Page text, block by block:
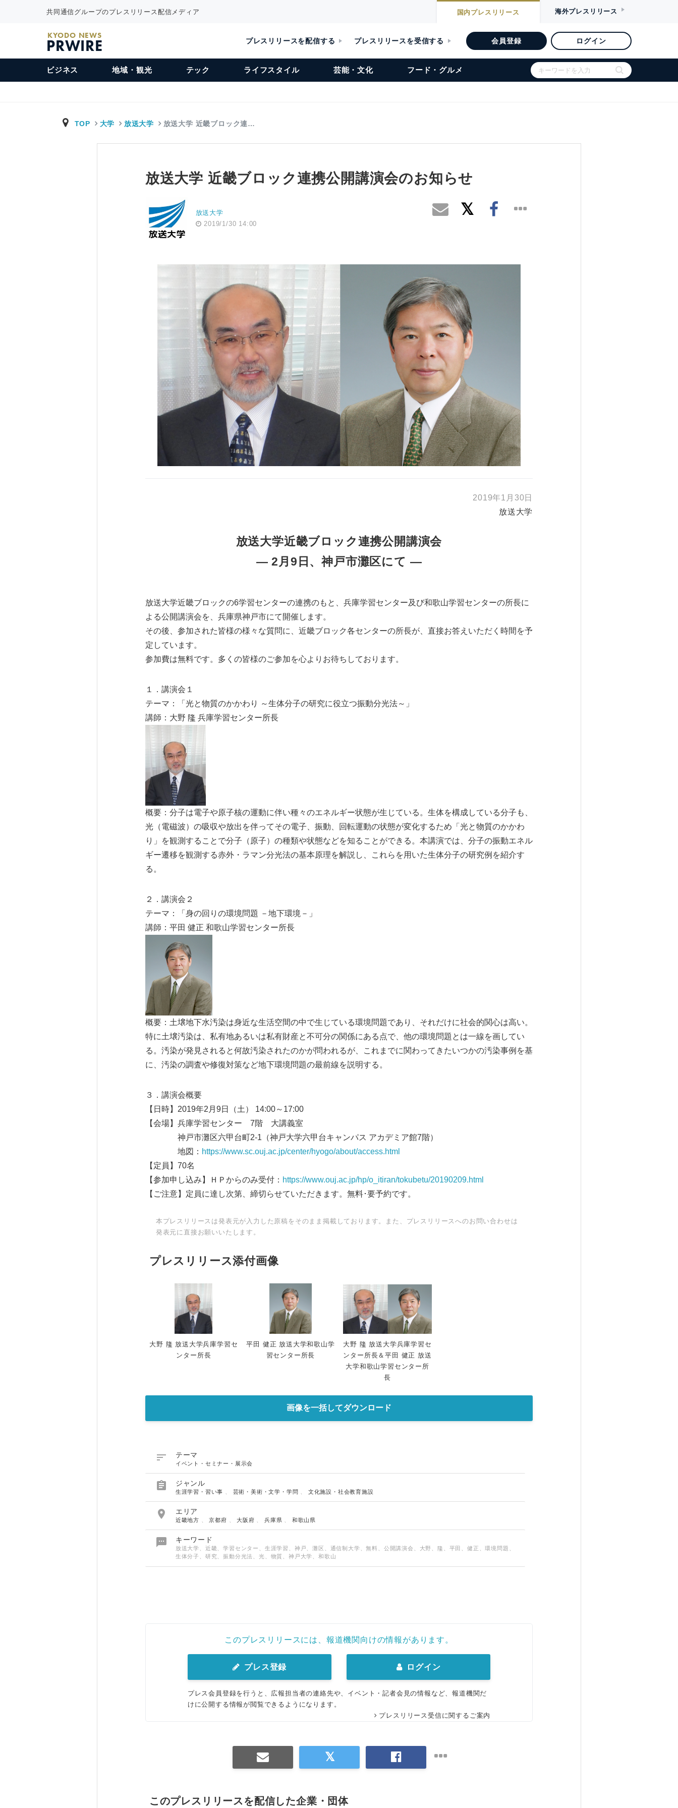
共同通信グループのプレスリリース配信メディア 国内プレスリリース 海外プレスリリース
KYODO NEWS
PRWIRE プレスリリースを配信する プレスリリースを受信する 会員登録 ログイン
ビジネス 地域・観光 テック ライフスタイル 芸能・文化 フード・グルメ
TOP 大学 放送大学 放送大学 近畿ブロック連…
放送大学 近畿ブロック連携公開講演会のお知らせ
放送大学
2019/1/30 14:00
2019年1月30日
放送大学
放送大学近畿ブロック連携公開講演会
― 2月9日、神戸市灘区にて ―
放送大学近畿ブロックの6学習センターの連携のもと、兵庫学習センター及び和歌山学習センターの所長に
よる公開講演会を、兵庫県神戸市にて開催します。
その後、参加された皆様の様々な質問に、近畿ブロック各センターの所長が、直接お答えいただく時間を予
定しています。
参加費は無料です。多くの皆様のご参加を心よりお待ちしております。
１．講演会１
テーマ：「光と物質のかかわり ～生体分子の研究に役立つ振動分光法～」
講師：大野 隆 兵庫学習センター所長
概要：分子は電子や原子核の運動に伴い種々のエネルギー状態が生じている。生体を構成している分子も、
光（電磁波）の吸収や放出を伴ってその電子、振動、回転運動の状態が変化するため「光と物質のかかわ
り」を観測することで分子（原子）の種類や状態などを知ることができる。本講演では、分子の振動エネル
ギー遷移を観測する赤外・ラマン分光法の基本原理を解説し、これらを用いた生体分子の研究例を紹介す
る。
２．講演会２
テーマ：「身の回りの環境問題 －地下環境－」
講師：平田 健正 和歌山学習センター所長
概要：土壌地下水汚染は身近な生活空間の中で生じている環境問題であり、それだけに社会的関心は高い。
特に土壌汚染は、私有地あるいは私有財産と不可分の関係にある点で、他の環境問題とは一線を画してい
る。汚染が発見されると何故汚染されたのかが問われるが、これまでに関わってきたいつかの汚染事例を基
に、汚染の調査や修復対策など地下環境問題の最前線を説明する。
３．講演会概要
【日時】2019年2月9日（土） 14:00～17:00
【会場】兵庫学習センター 7階 大講義室
神戸市灘区六甲台町2-1（神戸大学六甲台キャンパス アカデミア館7階）
地図： https://www.sc.ouj.ac.jp/center/hyogo/about/access.html
【定員】70名
【参加申し込み】ＨＰからのみ受付： https://www.ouj.ac.jp/hp/o_itiran/tokubetu/20190209.html
【ご注意】定員に達し次第、締切らせていただきます。無料･要予約です。
本プレスリリースは発表元が入力した原稿をそのまま掲載しております。また、プレスリリースへのお問い合わせは
発表元に直接お願いいたします。
プレスリリース添付画像
大野 隆 放送大学兵庫学習セ
ンター所長
平田 健正 放送大学和歌山学
習センター所長
大野 隆 放送大学兵庫学習セ
ンター所長＆平田 健正 放送
大学和歌山学習センター所
長
画像を一括してダウンロード
 テーマ
イベント・セミナー・展示会
 ジャンル
生涯学習・習い事 芸術・美術・文学・学問 文化施設・社会教育施設
 エリア
近畿地方 、京都府 、大阪府 、兵庫県 和歌山県
 キーワード
放送大学、近畿、学習センター、生涯学習、神戸、灘区、通信制大学、無料、公開講演会、大野、隆、平田、健正、環境問題、
生体分子、研究、振動分光法、光、物質、神戸大学、和歌山
このプレスリリースには、報道機関向けの情報があります。
プレス登録 ログイン
プレス会員登録を行うと、広報担当者の連絡先や、イベント・記者会見の情報など、報道機関だ
けに公開する情報が閲覧できるようになります。
プレスリリース受信に関するご案内
このプレスリリースを配信した企業・団体
Japanese
English